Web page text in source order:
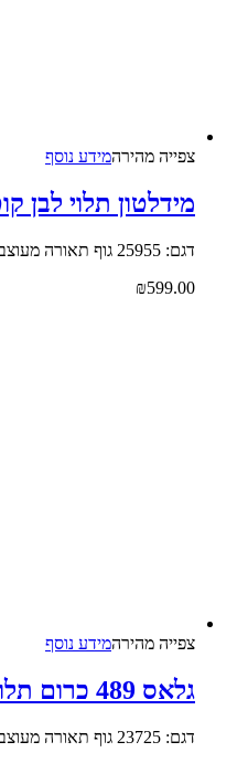
צפייה‬ ‫מהירה‬מידע נוסף
מידלטון תלוי לבן
דגם: 25955 גוף תאורה מעוצב לחלל הבית
₪599.00
צפייה‬ ‫מהירה‬מידע נוסף
גלאס 489 כרום תלוי
דגם: 23725 גוף תאורה מעוצב לחלל הבית